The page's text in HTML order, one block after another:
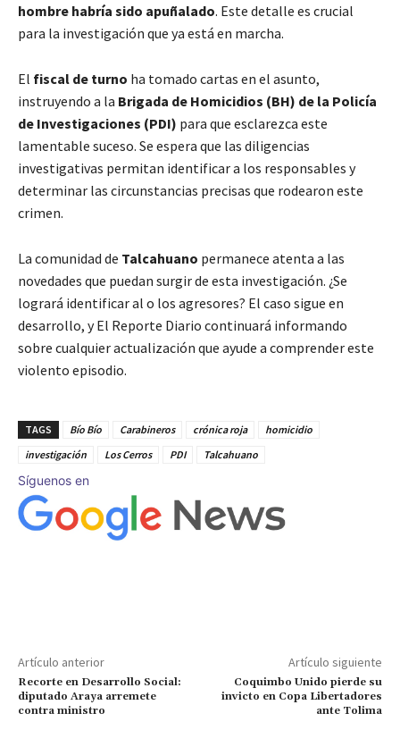
hombre habría sido apuñalado. Este detalle es crucial
para la investigación que ya está en marcha.
El fiscal de turno ha tomado cartas en el asunto,
instruyendo a la Brigada de Homicidios (BH) de la Policía
de Investigaciones (PDI) para que esclarezca este
lamentable suceso. Se espera que las diligencias
investigativas permitan identificar a los responsables y
determinar las circunstancias precisas que rodearon este
crimen.
La comunidad de Talcahuano permanece atenta a las
novedades que puedan surgir de esta investigación. ¿Se
logrará identificar al o los agresores? El caso sigue en
desarrollo, y El Reporte Diario continuará informando
sobre cualquier actualización que ayude a comprender este
violento episodio.
TAGS Bío Bío Carabineros crónica roja
homicidio
investigación
Los Cerros PDI Talcahuano
Síguenos en
Artículo anterior
Recorte en Desarrollo Social:
diputado Araya arremete
contra ministro
Artículo siguiente
Coquimbo Unido pierde su
invicto en Copa Libertadores
ante Tolima